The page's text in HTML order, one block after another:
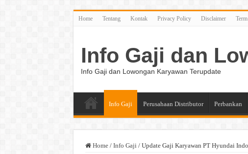
Home Tentang Kontak Privacy Policy Disclaimer
Info Gaji dan
Info Gaji dan Lowongan Karyawan Terupdate
Info Gaji Perusahaan Distributor Perbankan
Home / Info Gaji / Update Gaji Karyawan PT Hyundai